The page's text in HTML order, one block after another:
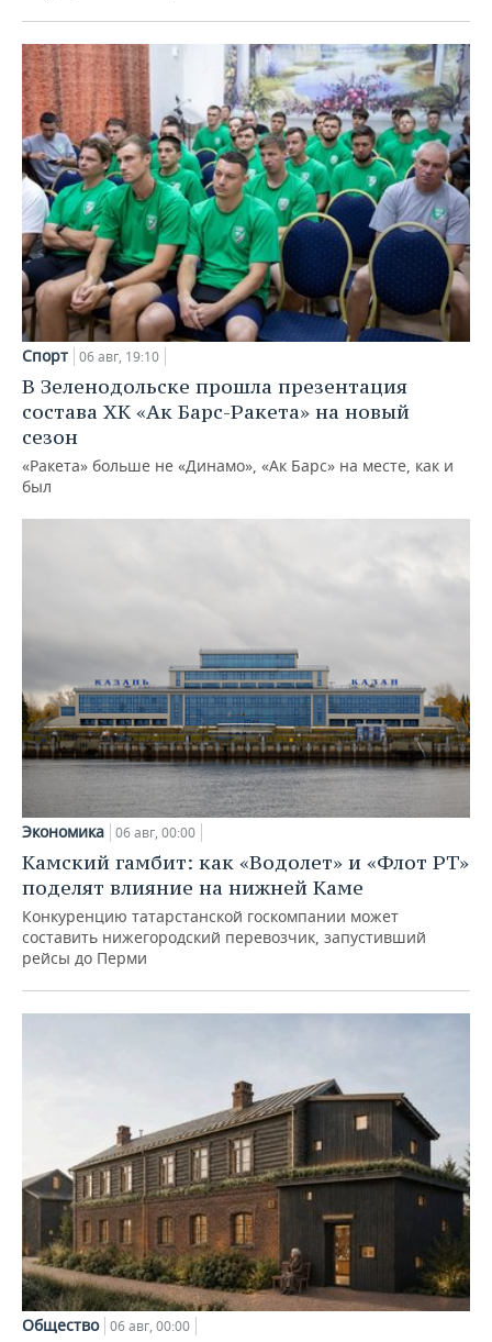
Спорт 06 авг, 19:10
В Зеленодольске прошла презентация
состава ХК «Ак Барс-Ракета» на новый
сезон
«Ракета» больше не «Динамо», «Ак Барс» на месте, как и
был
Экономика 06 авг, 00:00
Камский гамбит: как «Водолет» и «Флот РТ»
поделят влияние на нижней Каме
Конкуренцию татарстанской госкомпании может
составить нижегородский перевозчик, запустивший
рейсы до Перми
Общество 06 авг, 00:00